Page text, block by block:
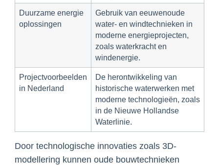
Duurzame energie
oplossingen
Gebruik van eeuwenoude
water- en windtechnieken in
moderne energieprojecten,
zoals waterkracht en
windenergie.
Projectvoorbeelden
in Nederland
De herontwikkeling van
historische waterwerken met
moderne technologieën, zoals
in de Nieuwe Hollandse
Waterlinie.
Door technologische innovaties zoals 3D-
modellering kunnen oude bouwtechnieken